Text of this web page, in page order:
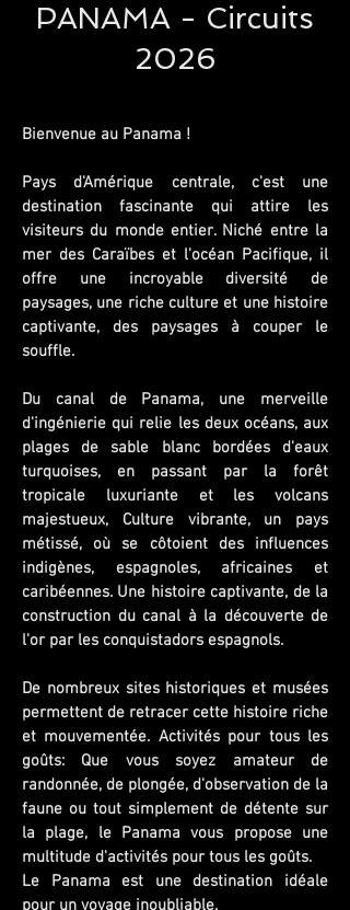
PANAMA - Circuits
2026
Bienvenue au Panama !
Pays d'Amérique centrale, c'est une
destination fascinante qui attire les
visiteurs du monde entier. Niché entre la
mer des Caraïbes et l'océan Pacifique, il
offre une incroyable diversité de
paysages, une riche culture et une histoire
captivante, des paysages à couper le
souffle.
Du canal de Panama, une merveille
d'ingénierie qui relie les deux océans, aux
plages de sable blanc bordées d'eaux
turquoises, en passant par la forêt
tropicale luxuriante et les volcans
majestueux, Culture vibrante, un pays
métissé, où se côtoient des influences
indigènes, espagnoles, africaines et
caribéennes. Une histoire captivante, de la
construction du canal à la découverte de
l'or par les conquistadors espagnols.
De nombreux sites historiques et musées
permettent de retracer cette histoire riche
et mouvementée. Activités pour tous les
goûts: Que vous soyez amateur de
randonnée, de plongée, d'observation de la
faune ou tout simplement de détente sur
la plage, le Panama vous propose une
multitude d'activités pour tous les goûts.
Le Panama est une destination idéale
pour un voyage inoubliable.